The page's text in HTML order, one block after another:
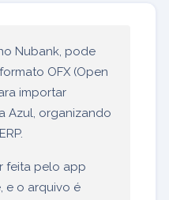
Nubank, pode
OFX (Open
importar
Azul, organizando
feita pelo app
e o arquivo é